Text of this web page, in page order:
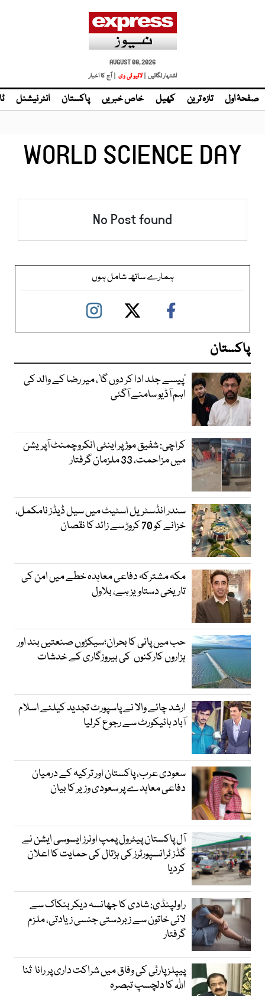
AUGUST 08, 2026
اشتہار لگائیں | لائیو ٹی وی | آج کا اخبار
صفحۂ اول تازہ ترین کھیل خاص خبریں پاکستان انٹر نیشنل
WORLD SCIENCE DAY
No Post found
ہمارے ساتھ شامل ہوں
پاکستان
’پیسے جلد ادا کر دوں گا‘، میر رضا کے والد کی
اہم آڈیو سامنے آگئی
کراچی: شفیق موڑ پر اینٹی انکروچمنٹ آپریشن
میں مزاحمت، 33 ملزمان گرفتار
سندر انڈسٹریل اسٹیٹ میں سیل ڈیڈز نامکمل،
خزانے کو 70 کروڑ سے زائد کا نقصان
مکہ مشترکہ دفاعی معاہدہ خطے میں امن کی
تاریخی دستاویز ہے، بلاول
حب میں پانی کا بحران؛سیکڑوں صنعتیں بند اور
ہزاروں کارکنوں کی بیروزگاری کے خدشات
ارشد چائے والا نے پاسپورٹ تجدید کیلئے اسلام
آباد ہائیکورٹ سے رجوع کرلیا
سعودی عرب، پاکستان اور ترکیہ کے درمیان
دفاعی معاہدے پر سعودی وزیر کا بیان
آل پاکستان پیٹرول پمپ اونرز ایسوسی ایشن نے
گڈز ٹرانسپورٹرز کی ہڑتال کی حمایت کا اعلان
کردیا
راولپنڈی: شادی کا جھانسہ دیکر بنکاک سے
لائی خاتون سے زبردستی جنسی زیادتی، ملزم
گرفتار
پیپلز پارٹی کی وفاق میں شراکت داری پر رانا ثنا
اللہ کا دلچسپ تبصرہ